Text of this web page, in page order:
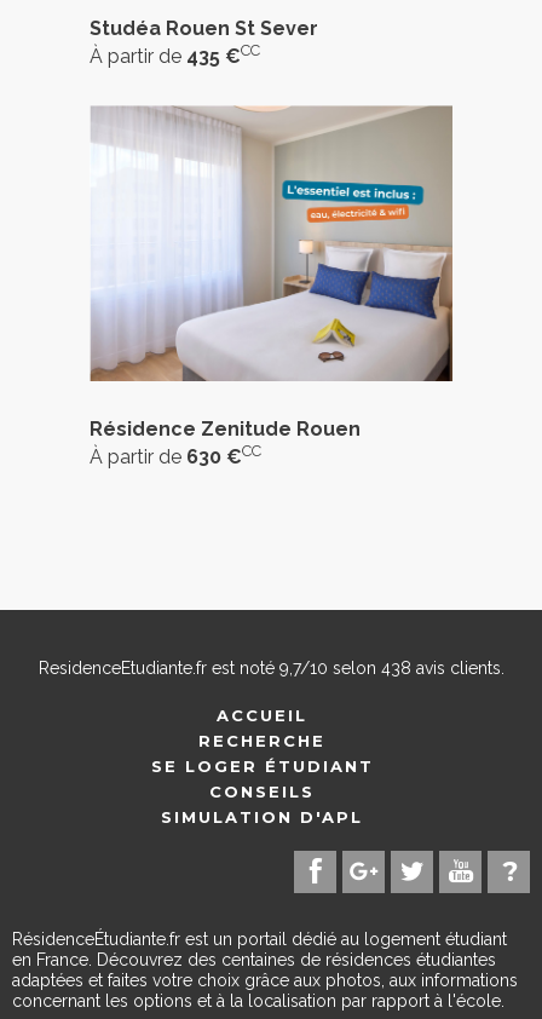
Studéa Rouen St Sever
À partir de 435 €CC
Résidence Zenitude Rouen
À partir de 630 €CC
ResidenceEtudiante.frest noté 9,7/10 selon 438 avis clients.
ACCUEIL
RECHERCHE
SE LOGER ÉTUDIANT
CONSEILS
SIMULATION D'APL
RésidenceÉtudiante.fr est un portail dédié au logement étudiant
en France. Découvrez des centaines de résidences étudiantes
adaptées et faites votre choix grâce aux photos, aux informations
concernant les options et à la localisation par rapport à l'école.